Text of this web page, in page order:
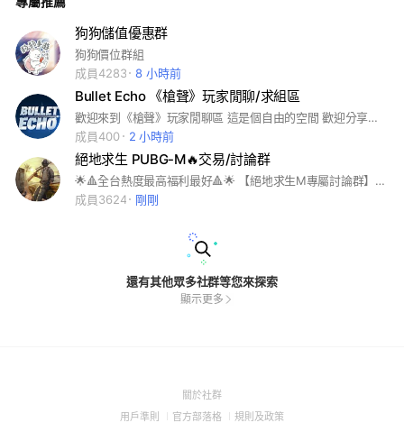
狗狗儲值優惠群
狗狗價位群組
成員4283
8 小時前
Bullet Echo 《槍聲》玩家閒聊/求組區
歡迎來到《槍聲》玩家閒聊區 這是個自由的空間 歡迎分享各種閒聊 禁止政治口水/人身攻擊/謾罵叫囂/不實誤導 請保持社會善良風俗 營造友善的社群環境 謝謝各位配合~ #槍聲 #組隊 #閒聊
成員400
2 小時前
絕地求生 PUBG-M🔥交易/討論群
🌟🔺全台熱度最高福利最好🔺🌟 【絕地求生M專屬討論群】 【高價收購你的帳號】 直接私訊官方賴即可✔️ 【出售各類帳號】 多隻可選✨皆在記事本‼️
成員3624
剛剛
還有其他眾多社群等您來探索
顯示更多
關於社群(Open
用戶準則 (Open
官方部落格 (Open
規則及政策(Open